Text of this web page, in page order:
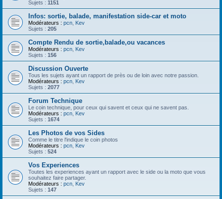
Sujets : 1151
Infos: sortie, balade, manifestation side-car et moto
Modérateurs : pcn Kev
Sujets : 205
Compte Rendu de sortie,balade,ou vacances
Modérateurs : pcn Kev
Sujets : 156
Discussion Ouverte
Tous les sujets ayant un rapport de près ou de loin avec notre passion.
Modérateurs : pcn Kev
Sujets : 2077
Forum Technique
Le coin technique, pour ceux qui savent et ceux qui ne savent pas.
Modérateurs : pcn Kev
Sujets : 1674
Les Photos de vos Sides
Comme le titre l'indique le coin photos
Modérateurs : pcn Kev
Sujets : 524
Vos Experiences
Toutes les experiences ayant un rapport avec le side ou la moto que vous
souhaitez faire partager.
Modérateurs : pcn Kev
Sujets : 147